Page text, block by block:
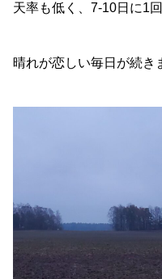
天率も低く、7-10日に1
晴れが恋しい毎日が続き